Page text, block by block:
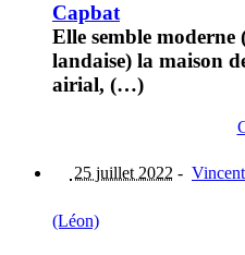
Capbat
Elle semble moderne
landaise) la maison
airial, (…)
25 juillet 2022 - Vincent
(Léon)